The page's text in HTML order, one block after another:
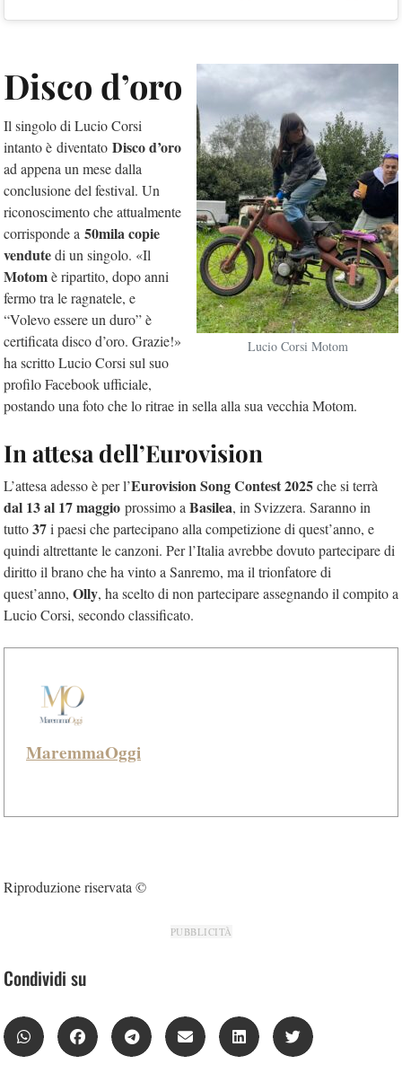
Lucio Corsi Motom
Disco d’oro
Il singolo di Lucio Corsi
intanto è diventato Disco d’oro
ad appena un mese dalla
conclusione del festival. Un
riconoscimento che attualmente
corrisponde a 50mila copie
vendutedi un singolo. «Il
Motomè ripartito, dopo anni
fermo tra le ragnatele, e
“Volevo essere un duro” è
certificata disco d’oro. Grazie!»
ha scritto Lucio Corsi sul suo
profilo Facebook ufficiale,
postando una foto che lo ritrae in sella alla sua vecchia Motom.
In attesa dell’Eurovision
L’attesa adesso è per l’Eurovision Song Contest 2025che si terrà
dal 13 al 17 maggio prossimo aBasilea, in Svizzera. Saranno in
tutto37i paesi che partecipano alla competizione di quest’anno, e
quindi altrettante le canzoni. Per l’Italia avrebbe dovuto partecipare di
diritto il brano che ha vinto a Sanremo, ma il trionfatore di
quest’anno, Olly, ha scelto di non partecipare assegnando il compito a
Lucio Corsi, secondo classificato.
MaremmaOggi
Riproduzione riservata ©
PUBBLICITÀ
Condividi su